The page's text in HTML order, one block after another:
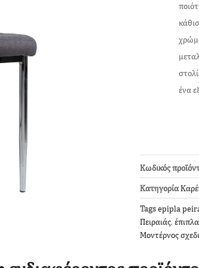
ένα
Κωδικός
Κατηγορία
Tagsepipla
Πειραιάς,
Μοντέρνος